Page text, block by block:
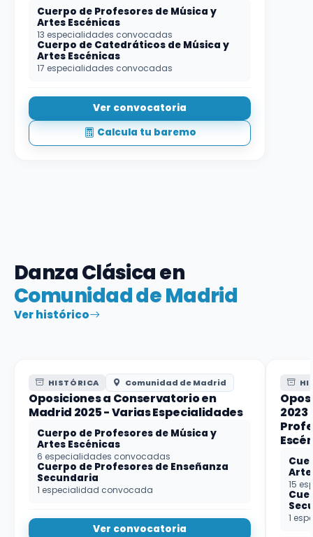
Cuerpo de Profesores de Música y
Artes Escénicas
13 especialidades convocadas
Cuerpo de Catedráticos de Música y
Artes Escénicas
17 especialidades convocadas
Ver convocatoria
Calcula tu baremo
Danza Clásica en
Comunidad de Madrid
Ver histórico
HISTÓRICA Comunidad de Madrid
Oposiciones a Conservatorio en
Madrid 2025 - Varias Especialidades
Cuerpo de Profesores de Música y
Artes Escénicas
6 especialidades convocadas
Cuerpo de Profesores de Enseñanza
Secundaria
1 especialidad convocada
Ver convocatoria
2023
15
1